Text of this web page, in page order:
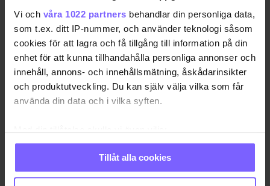
Vi och våra 1022 partners behandlar din personliga data,
som t.ex. ditt IP-nummer, och använder teknologi såsom
cookies för att lagra och få tillgång till information på din
enhet för att kunna tillhandahålla personliga annonser och
innehåll, annons- och innehållsmätning, åskådarinsikter
och produktutveckling. Du kan själv välja vilka som får
använda din data och i vilka syften.
Samla in information om din geografiska plats
som kan ha en noggrannhet på upp till flera meter
Identifiera din enhet genom att aktivt skanna den
Tillåt alla cookies
1897-01-17 •Denna dag föds den svenska
skådespelaren Nils Anton Alfhild Asther
Gustav Wally föds
var Axel och Mamma hette Elsa…